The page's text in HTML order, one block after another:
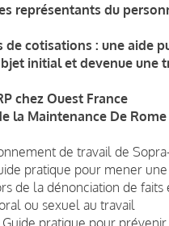
représentants du
de cotisations : une aide
initial et devenue une
chez Ouest France
la Maintenance De Rome
de travail de
pratique pour mener
de la dénonciation de faits
ou sexuel au travail
Guide pratique pour